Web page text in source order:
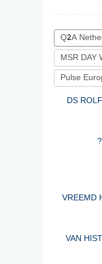
Q2A
MSR DAY
Pulse
DS
VREEMD
VAN